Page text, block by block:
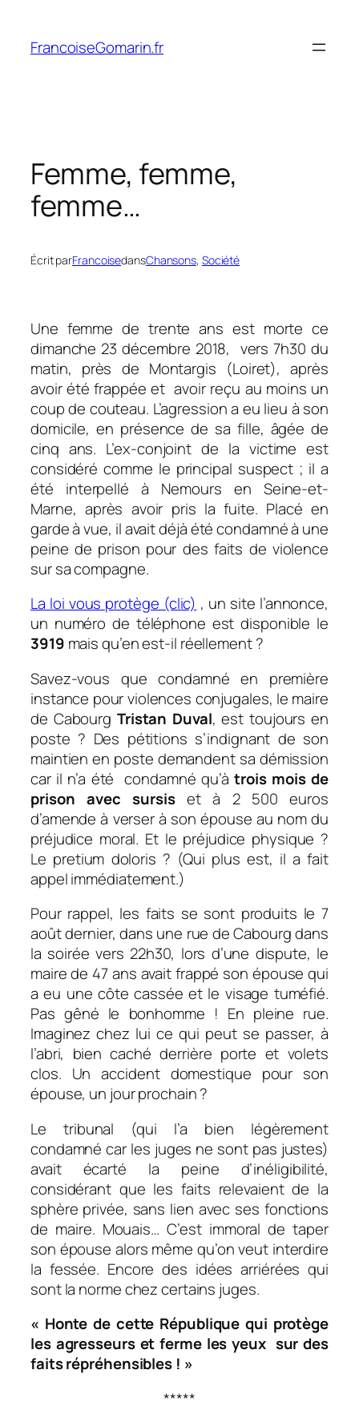
contenu
FrancoiseGomarin.fr
Femme, femme,
femme…
Écrit parFrancoisedansChansons, Société
Une femme de trente ans est morte ce
dimanche 23 décembre 2018, vers 7h30 du
matin, près de Montargis (Loiret), après
avoir été frappée et avoir reçu au moins un
coup de couteau. L’agression a eu lieu à son
domicile, en présence de sa fille, âgée de
cinq ans. L’ex-conjoint de la victime est
considéré comme le principal suspect ; il a
été interpellé à Nemours en Seine-et-
Marne, après avoir pris la fuite. Placé en
garde à vue, il avait déjà été condamné à une
peine de prison pour des faits de violence
sur sa compagne.
La loi vous protège (clic) , un site l’annonce,
un numéro de téléphone est disponible le
3919 mais qu’en est-il réellement ?
Savez-vous que condamné en première
instance pour violences conjugales, le maire
de Cabourg Tristan Duval, est toujours en
poste ? Des pétitions s’indignant de son
maintien en poste demandent sa démission
car il n’a été condamné qu’àtrois mois de
prison avec sursiset à 2 500 euros
d’amende à verser à son épouse au nom du
préjudice moral. Et le préjudice physique ?
Le pretium doloris ? (Qui plus est, il a fait
appel immédiatement.)
Pour rappel, les faits se sont produits le 7
août dernier, dans une rue de Cabourg dans
la soirée vers 22h30, lors d’une dispute, le
maire de 47 ans avait frappé son épouse qui
a eu une côte cassée et le visage tuméfié.
Pas gêné le bonhomme ! En pleine rue.
Imaginez chez lui ce qui peut se passer, à
l’abri, bien caché derrière porte et volets
clos. Un accident domestique pour son
épouse, un jour prochain ?
Le tribunal (qui l’a bien légèrement
condamné car les juges ne sont pas justes)
avait écarté la peine d’inéligibilité,
considérant que les faits relevaient de la
sphère privée, sans lien avec ses fonctions
de maire. Mouais… C’est immoral de taper
son épouse alors même qu’on veut interdire
la fessée. Encore des idées arriérées qui
sont la norme chez certains juges.
« Honte de cette République qui protège
les agresseurs et ferme les yeux sur des
faits répréhensibles ! »
*****